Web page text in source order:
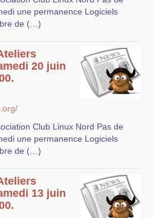
une permanence Logiciels
de (…)
20 juin
Club Linux Nord Pas de
une permanence Logiciels
de (…)
13 juin